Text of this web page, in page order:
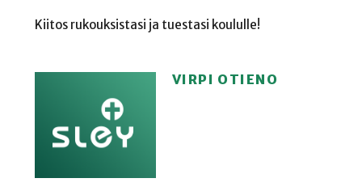
Kiitos rukouksistasi ja tuestasi koululle!
VIRPI OTIENO